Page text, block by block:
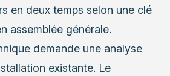
en deux temps selon une clé
assemblée générale.
demande une analyse
existante. Le